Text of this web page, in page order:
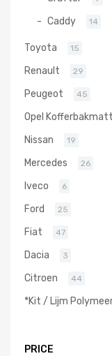
Caddy 14
Toyota 15
Renault 29
Peugeot 45
Opel
Nissan 19
Mercedes 26
Iveco 6
Ford 25
Fiat 47
Dacia 3
Citroen 44
*Kit / Lijm
PRICE